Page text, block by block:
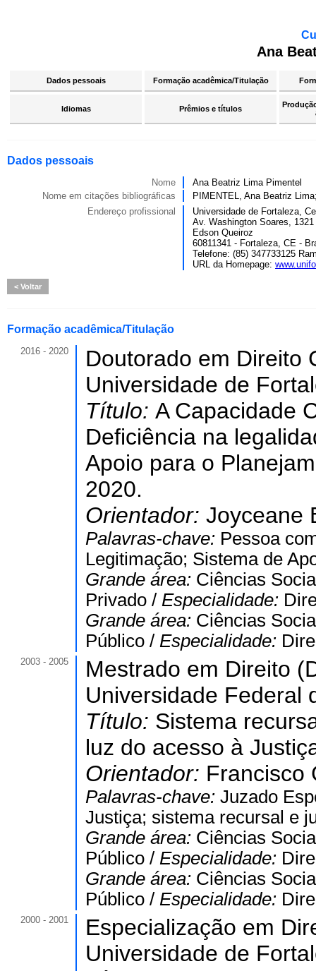
Ana
Dados pessoais Formação acadêmica/Titulação
Idiomas Prêmios e títulos
Dados pessoais
Nome
Ana Beatriz Lima Pimentel
Nome em citações bibliográficas
PIMENTEL, Ana Beatriz
Endereço profissional
Universidade de Fortaleza,
Av. Washington Soares, 1321
Edson Queiroz
60811341 - Fortaleza, CE -
Telefone: (85) 347733125
URL da Homepage:
Voltar
Formação acadêmica/Titulação
2016 - 2020
Doutorado em Direito
Universidade de
Título: A Capacidade
Deficiência na
Apoio para o
2020.
Orientador: Joyceane
Palavras-chave: Pessoa
Legitimação; Sistema de
Grande área: Ciências
Privado / Especialidade:
Grande área: Ciências
Público / Especialidade:
2003 - 2005
Mestrado em Direito
Universidade Federal
Título: Sistema
luz do acesso à
Orientador: Francisco
Palavras-chave: Juzado
Justiça; sistema recursal e
Grande área: Ciências
Público / Especialidade:
Grande área: Ciências
Público / Especialidade:
2000 - 2001
Especialização em
Universidade de